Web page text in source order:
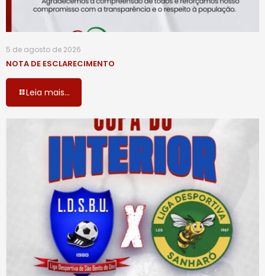
5 de agosto de 2026
NOTA DE ESCLARECIMENTO
Leia mais...